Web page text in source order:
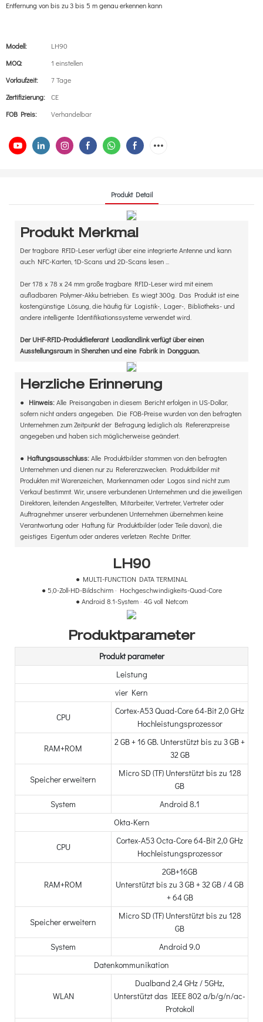
Entfernung von bis zu 3 bis 5 m genau erkennen kann
Modell:
LH90
MOQ:
1 einstellen
Vorlaufzeit:
7 Tage
Zertifizierung:
CE
FOB Preis:
Verhandelbar
Produkt Detail
Produkt Merkmal
Der tragbare RFID-Leser verfügt über eine integrierte Antenne und kann
auch NFC-Karten, 1D-Scans und 2D-Scans lesen ...
Der 178 x 78 x 24 mm große tragbare RFID-Leser wird mit einem
aufladbaren Polymer-Akku betrieben. Es wiegt 300g. Das Produkt ist eine
kostengünstige Lösung, die häufig für Logistik-, Lager-, Bibliotheks- und
andere intelligente Identifikationssysteme verwendet wird.
Der UHF-RFID-Produktlieferant Leadlandlink verfügt über einen
Ausstellungsraum in Shenzhen und eine Fabrik in Dongguan.
Herzliche Erinnerung
● Hinweis:Alle Preisangaben in diesem Bericht erfolgen in US-Dollar,
sofern nicht anders angegeben. Die FOB-Preise wurden von den befragten
Unternehmen zum Zeitpunkt der Befragung lediglich als Referenzpreise
angegeben und haben sich möglicherweise geändert.
● Haftungsausschluss:Alle Produktbilder stammen von den befragten
Unternehmen und dienen nur zu Referenzzwecken. Produktbilder mit
Produkten mit Warenzeichen, Markennamen oder Logos sind nicht zum
Verkauf bestimmt. Wir, unsere verbundenen Unternehmen und die jeweiligen
Direktoren, leitenden Angestellten, Mitarbeiter, Vertreter, Vertreter oder
Auftragnehmer unserer verbundenen Unternehmen übernehmen keine
Verantwortung oder Haftung für Produktbilder (oder Teile davon), die
geistiges Eigentum oder anderes verletzen Rechte Dritter.
LH90
● MULTI-FUNCTION DATA TERMINAL
● 5,0-Zoll-HD-Bildschirm · Hochgeschwindigkeits-Quad-Core
●Android 8.1-System · 4G voll Netcom
Produktparameter
Produkt parameter
Leistung
vier Kern
CPU
Cortex-A53 Quad-Core 64-Bit 2,0 GHz
Hochleistungsprozessor
RAM+ROM
2 GB + 16 GB. Unterstützt bis zu 3 GB +
32 GB
Speicher erweitern
Micro SD (TF) Unterstützt bis zu 128
GB
System
Android 8.1
Okta-Kern
CPU
Cortex-A53 Octa-Core 64-Bit 2,0 GHz
Hochleistungsprozessor
RAM+ROM
2GB+16GB
Unterstützt bis zu 3 GB + 32 GB / 4 GB
+ 64 GB
Speicher erweitern
Micro SD (TF) Unterstützt bis zu 128
GB
System
Android 9.0
Datenkommunikation
WLAN
Dualband 2,4 GHz / 5GHz,
Unterstützt das IEEE 802 a/b/g/n/ac-
Protokoll